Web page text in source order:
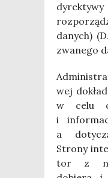
danych)
zwa­ne­go
wej
w celu
i
a
Stro­ny
tor z